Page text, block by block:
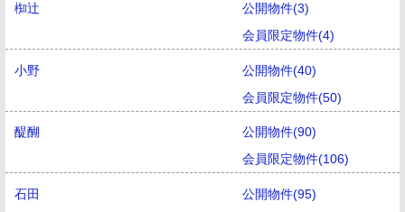
椥辻
公開物件(3)
会員限定物件(4)
小野
公開物件(40)
会員限定物件(50)
醍醐
公開物件(90)
会員限定物件(106)
石田
公開物件(95)